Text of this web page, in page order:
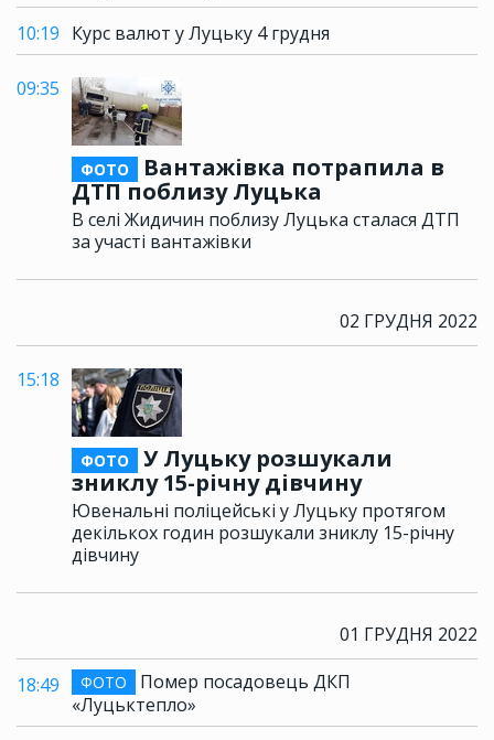
10:19 Курс валют у Луцьку 4 грудня
09:35
ФОТО
Вантажівка потрапила в
ДТП поблизу Луцька
В селі Жидичин поблизу Луцька сталася ДТП
за участі вантажівки
02 ГРУДНЯ 2022
15:18
ФОТО
У Луцьку розшукали
зниклу 15-річну дівчину
Ювенальні поліцейські у Луцьку протягом
декількох годин розшукали зниклу 15-річну
дівчину
01 ГРУДНЯ 2022
18:49 ФОТО
Помер посадовець ДКП
«Луцьктепло»